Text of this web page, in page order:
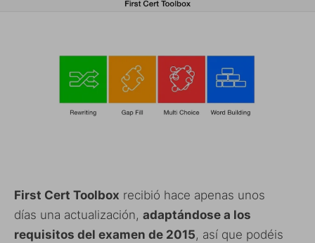
First Cert Toolbox recibió hace apenas unos
días una actualización, adaptándose a los
requisitos del examen de 2015, así que podéis